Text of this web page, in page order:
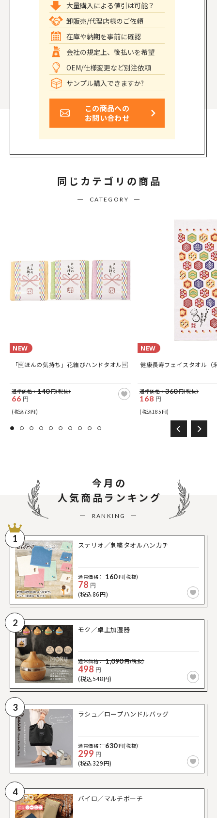
大量購入による値引は可能？
卸販売/代理店様のご依頼
在庫や納期を事前に確認
会社の規定上、後払いを希望
OEM/仕様変更など別注依頼
サンプル購入できますか?
この商品への
お問い合わせ
同じカテゴリの商品
CATEGORY
NEW
「ほんの気持ち」花結びハンドタオル
通常価格：140円(税抜)
66 円
(税込73円)
NEW
健康長寿フェイスタオル（
通常価格：360円(税抜)
168 円
(税込185円)
今月の
人気商品ランキング
RANKING
1
ステリオ／刺繍タオルハンカチ
通常価格： 160円(税抜)
78 円
(税込86円)
2
モク／卓上加湿器
通常価格： 1,090円(税抜)
498 円
(税込548円)
3
ラシュ／ロープハンドルバッグ
通常価格： 630円(税抜)
299 円
(税込329円)
4
バイロ／マルチポーチ